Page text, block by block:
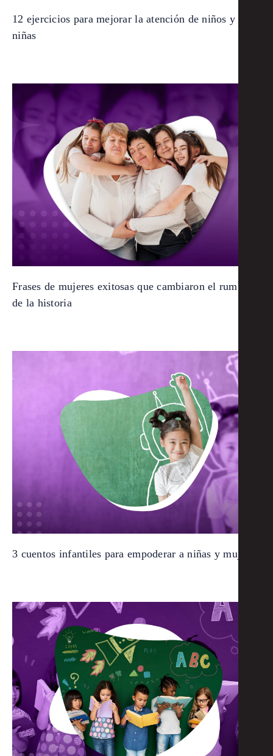
12 ejercicios para mejorar la atención de niños y
niñas
Frases de mujeres exitosas que cambiaron el rumbo
de la historia
3 cuentos infantiles para empoderar a niñas y mujeres